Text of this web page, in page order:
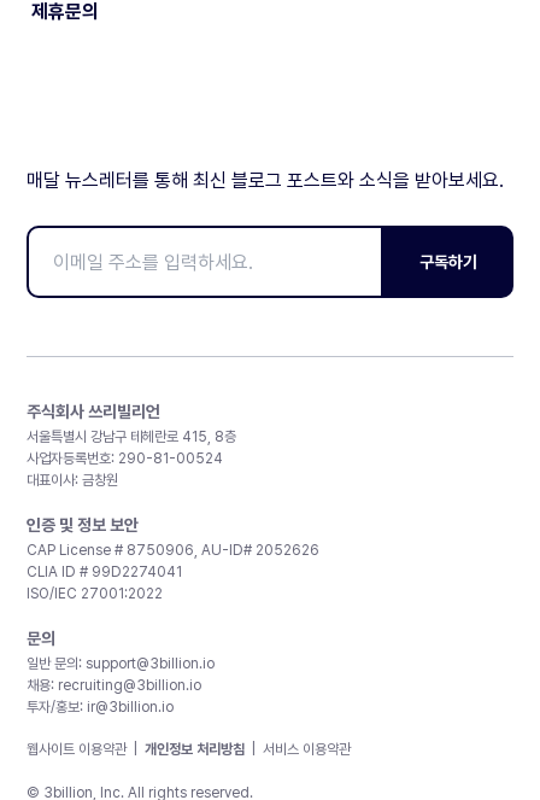
제휴문의
매달 뉴스레터를 통해 최신 블로그 포스트와 소식을 받아보세요.
구독하기
주식회사 쓰리빌리언
서울특별시 강남구 테헤란로 415, 8층
사업자등록번호: 290-81-00524
대표이사: 금창원
인증 및 정보 보안
CAP License # 8750906, AU-ID# 2052626
CLIA ID # 99D2274041
ISO/IEC 27001:2022
문의
일반 문의: support@3billion.io
채용: recruiting@3billion.io
투자/홍보: ir@3billion.io
웹사이트 이용약관 개인정보 처리방침 서비스 이용약관
© 3billion, Inc. All rights reserved.